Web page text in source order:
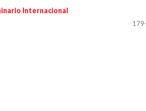
Internacional